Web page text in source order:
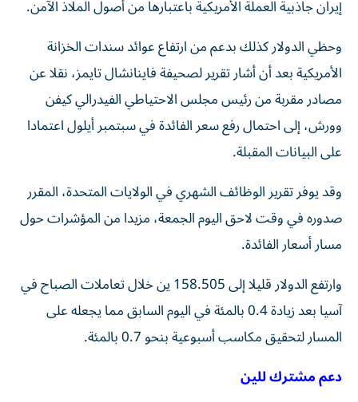
إيران جاذبية العملة الأمريكية باعتبارها من أصول الملاذ ‌الآمن.
وحظي الدولار كذلك بدعم من ارتفاع عوائد سندات الخزانة
الأمريكية بعد أن أشار ​تقرير لصحيفة ⁠فاينانشال تايمز، نقلا عن
مصادر مقربة من رئيس مجلس الاحتياطي الفيدرالي كيفن
وورش، إلى احتمال رفع ‌سعر الفائدة في سبتمبر أيلول اعتمادا
على البيانات المقبلة.
وقد يوفر تقرير الوظائف الشهري في الولايات المتحدة، المقرر
صدوره في وقت لاحق اليوم الجمعة، مزيدا من المؤشرات حول
مسار ‌أسعار الفائدة.
وارتفع الدولار قليلا إلى 158.505 ين خلال تعاملات الصباح في
آسيا بعد زيادة 0.4 ⁠بالمئة في اليوم السابق مما يجعله على
المسار لتحقيق مكاسب أسبوعية بنحو 0.7 بالمئة.
دعم مشترك للين